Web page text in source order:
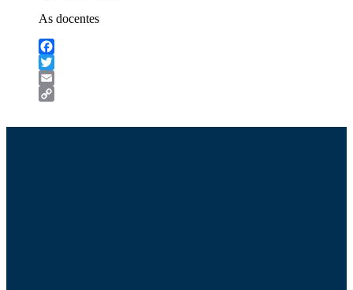
As docentes
Facebook
Twitter
Email
Link